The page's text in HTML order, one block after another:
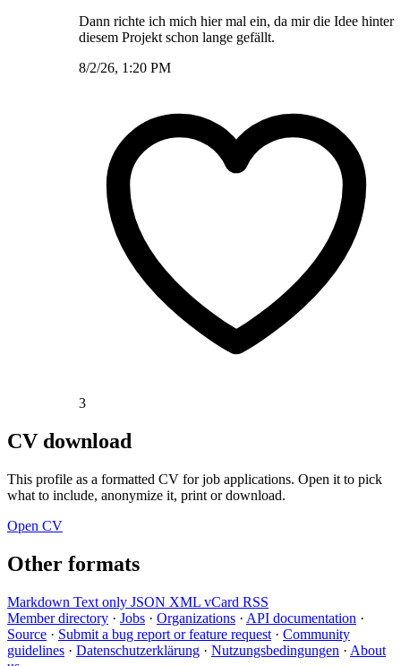
Dann richte ich mich hier mal ein, da mir die Idee hinter
diesem Projekt schon lange gefällt.
8/2/26, 1:20 PM
3
CV download
This profile as a formatted CV for job applications. Open it to pick
what to include, anonymize it, print or download.
Open CV
Other formats
Markdown Text only JSON XML vCard RSS
Member directory · Jobs · Organizations · API documentation ·
Source · Submit a bug report or feature request · Community
guidelines · Datenschutzerklärung · Nutzungsbedingungen · About